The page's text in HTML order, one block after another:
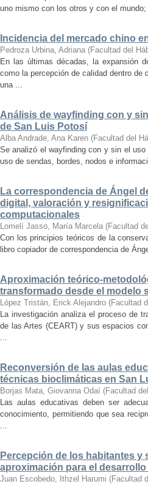
uno mismo con los otros y con el
Incidencia del mercado chino
Pedroza Urbina, Adriana (Facultad del
En las últimas décadas, la expansión
como la percepción de calidad dentro
una ...
Análisis de wayfinding con y
de San Luis Potosí
Alba Andrade, Ana Karen (Facultad del
Se analizó el wayfinding con y sin el
uso de sendas, bordes, nodos e
La correspondencia de Ángel
digital, valoración y
computacionales
Lomelí Jasso, María Marcela (Facultad
Con los principios teóricos de la
libro copiador de correspondencia de
Aproximación teórico-
transformado desde el modelo
López Tristán, Erick Alejandro (Facultad
La investigación analiza el proceso de
de las Artes (CEART) y sus espacios
...
Reconversión de las aulas
técnicas bioclimáticas en San
Borjas Mata, Giovanna Odaí (Facultad
Las aulas educativas deben ser
conocimiento, permitiendo que sea
...
Percepción de los habitantes y
aproximación para el desarrollo
Juan Escobedo, Ithzel Harumi (Facultad